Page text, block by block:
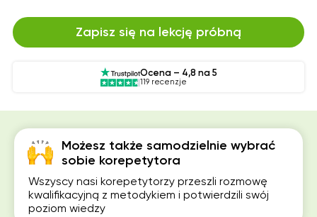
Możesz także samodzielnie wybrać
sobie korepetytora
Wszyscy nasi korepetytorzy przeszli rozmowę
kwalifikacyjną z metodykiem i potwierdzili swój
poziom wiedzy
Zapisz się na lekcję próbną
Ocena – 4,8 na 5
119 recenzje